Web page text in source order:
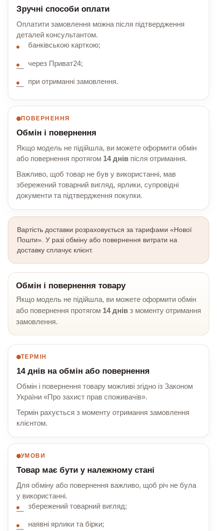
Зручні способи оплати
Оплатити замовлення можна після підтвердження
деталей консультантом.
банківською карткою;
через Приват24;
при отриманні замовлення.
ПОВЕРНЕННЯ
Обмін і повернення
Якщо модель не підійшла, ви можете оформити обмін
або повернення протягом 14 днів після отримання.
Важливо, щоб товар не був у використанні, мав
збережений товарний вигляд, ярлики, супровідні
документи та підтвердження покупки.
Вартість доставки розраховується за тарифами «Нової
Пошти». У разі обміну або повернення витрати на
доставку сплачує клієнт.
Обмін і повернення товару
Якщо модель не підійшла, ви можете оформити обмін
або повернення протягом 14 днів з моменту отримання
замовлення.
ТЕРМІН
14 днів на обмін або повернення
Обмін і повернення товару можливі згідно із Законом
України «Про захист прав споживачів».
Термін рахується з моменту отримання замовлення
клієнтом.
УМОВИ
Товар має бути у належному стані
Для обміну або повернення важливо, щоб річ не була
у використанні.
збережений товарний вигляд;
наявні ярлики та бірки;